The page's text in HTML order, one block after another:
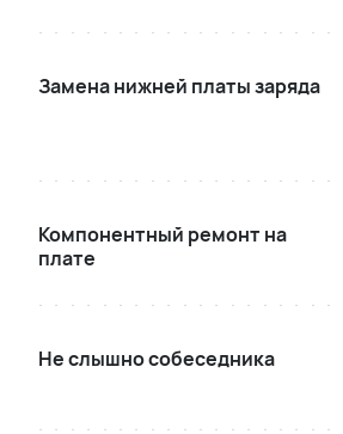
Замена нижней платы заряда
Компонентный ремонт на
плате
Не слышно собеседника